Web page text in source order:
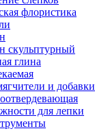
флористика
скульптурный
глина
и добавки
для лепки